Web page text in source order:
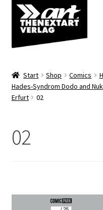
Zur
Navigation
springen
Zum
Inhalt
springen
Shop
Start Shop Comics
Hades-Syndrom Dodo and
Erfurt
02
02